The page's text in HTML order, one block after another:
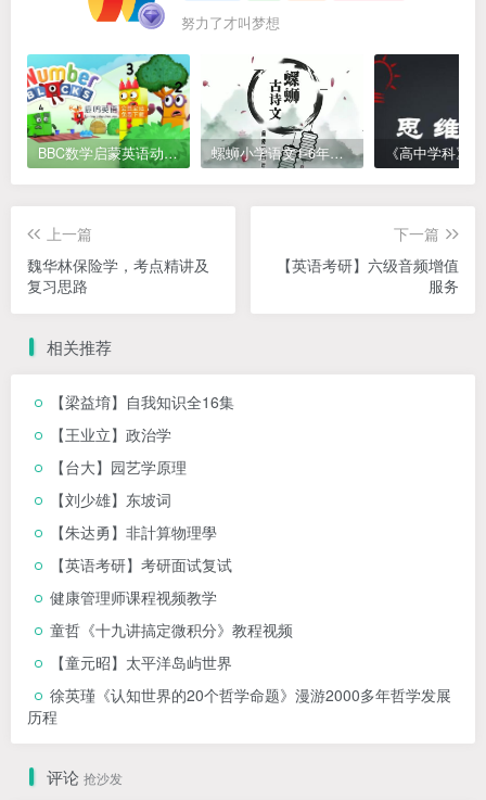
努力了才叫梦想
BBC数学启蒙英语动画Numberblocks数字积木，全七季共161集，1080P高清视频带英文字幕 螺蛳小学语文1-6年级《小学古诗文》课程视频
上一篇
魏华林保险学，考点精讲及
复习思路
下一篇
【英语考研】六级音频增值
服务
相关推荐
【梁益堉】自我知识全16集
【王业立】政治学
【台大】园艺学原理
【刘少雄】东坡词
【朱达勇】非計算物理學
【英语考研】考研面试复试
健康管理师课程视频教学
童哲《十九讲搞定微积分》教程视频
【童元昭】太平洋岛屿世界
徐英瑾《认知世界的20个哲学命题》漫游2000多年哲学发展
历程
评论 抢沙发